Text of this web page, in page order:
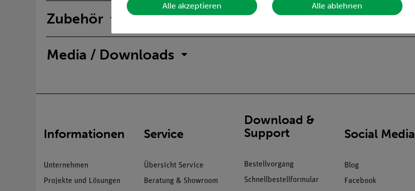
Zubehör
Media / Downloads
Informationen
Unternehmen
Projekte und Lösungen
Service
Übersicht Service
Beratung & Showroom
Download &
Support
Bestellvorgang
Schnellbestellformular
Social Media
Blog
Facebook
Alle akzeptieren Alle ablehnen